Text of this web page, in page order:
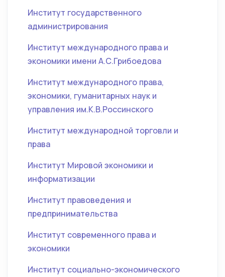
Институт государственного
администрирования
Институт международного права и
экономики имени А.С.Грибоедова
Институт международного права,
экономики, гуманитарных наук и
управления им.К.В.Россинского
Институт международной торговли и
права
Институт Мировой экономики и
информатизации
Институт правоведения и
предпринимательства
Институт современного права и
экономики
Институт социально-экономического